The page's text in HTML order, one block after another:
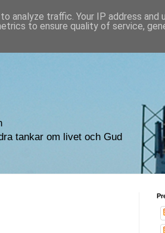
tankar om livet och Gud
analyze traffic. Your IP address and
to ensure quality of service,